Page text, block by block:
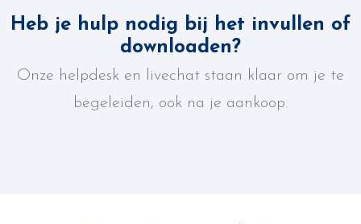
Heb je hulp nodig bij het invullen of
downloaden?
Onze helpdesk en livechat staan klaar om je te
begeleiden, ook na je aankoop.